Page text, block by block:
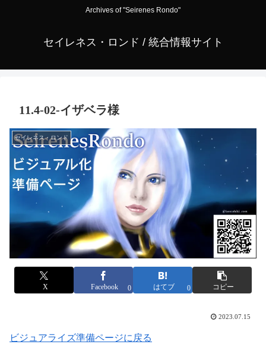
Archives of "Seirenes Rondo"
セイレネス・ロンド / 統合情報サイト
11.4-02-イザベラ様
セイレネス・ロンド
X Facebook 0 はてブ 0 コピー
2023.07.15
ビジュアライズ準備ページに戻る